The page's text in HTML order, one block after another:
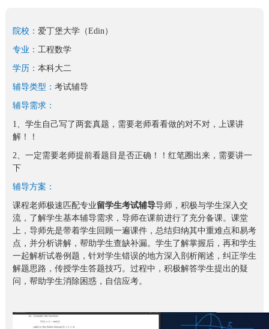
院校： 爱丁堡大学（Edin）
专业： 工程数学
学历： 本科大二
辅导类型： 考试辅导
辅导需求：
1、学生自己写了两套真题，需要老师看看做的对不对，上课讲
解！！
2、一定需要老师提前看题目是否正确！！红笔圈出来，需要讲一
下
辅导方案：
课程老师极速匹配专业留学生考试辅导导师，积极与学生深入交
流，了解学生基本辅导需求，导师在课前进行了充分备课。课堂
上，导师先是带着学生回顾一遍课件，总结归纳其中重难点和易考
点，并分析讲解，帮助学生查缺补漏。学生了解掌握后，再和学生
一起解析试卷例题，针对学生错误的地方深入剖析阐述，纠正学生
解题思路，传授学生答题技巧。过程中，积极解答学生提出的疑
问，帮助学生消除困惑，自信应考。